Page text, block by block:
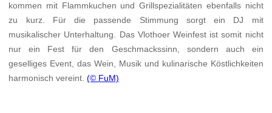
kommen mit Flammkuchen und Grillspezialitäten ebenfalls nicht
zu kurz. Für die passende Stimmung sorgt ein DJ mit
musikalischer Unterhaltung. Das Vlothoer Weinfest ist somit nicht
nur ein Fest für den Geschmackssinn, sondern auch ein
geselliges Event, das Wein, Musik und kulinarische Köstlichkeiten
harmonisch vereint.(© FuM)